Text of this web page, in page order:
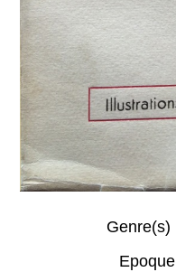
Genre(s)